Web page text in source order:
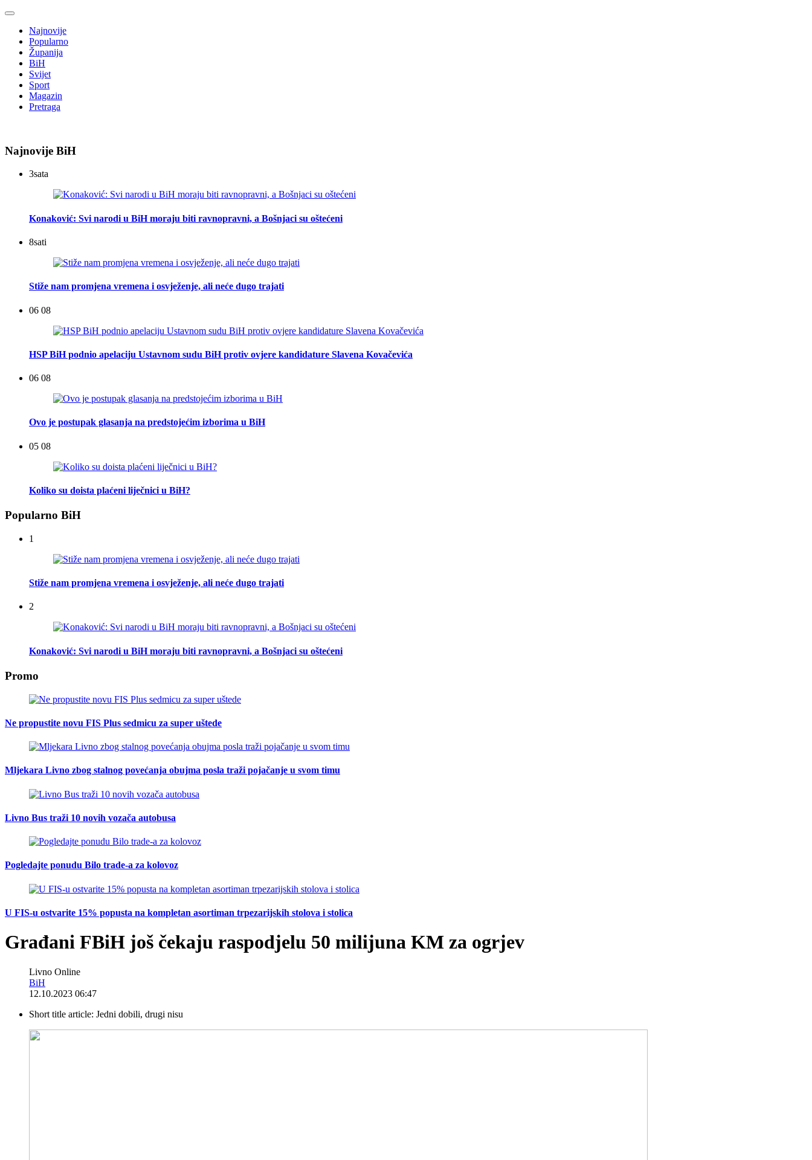
Najnovije
Popularno
Županija
BiH
Svijet
Sport
Magazin
Pretraga
Najnovije BiH
3sata
Konaković: Svi narodi u BiH moraju biti ravnopravni, a Bošnjaci su oštećeni
8sati
Stiže nam promjena vremena i osvježenje, ali neće dugo trajati
06 08
HSP BiH podnio apelaciju Ustavnom sudu BiH protiv ovjere kandidature Slavena Kovačevića
06 08
Ovo je postupak glasanja na predstojećim izborima u BiH
05 08
Koliko su doista plaćeni liječnici u BiH?
Popularno BiH
1
Stiže nam promjena vremena i osvježenje, ali neće dugo trajati
2
Konaković: Svi narodi u BiH moraju biti ravnopravni, a Bošnjaci su oštećeni
Promo
Ne propustite novu FIS Plus sedmicu za super uštede
Mljekara Livno zbog stalnog povećanja obujma posla traži pojačanje u svom timu
Livno Bus traži 10 novih vozača autobusa
Pogledajte ponudu Bilo trade-a za kolovoz
U FIS-u ostvarite 15% popusta na kompletan asortiman trpezarijskih stolova i stolica
Građani FBiH još čekaju raspodjelu 50 milijuna KM za ogrjev
Livno Online
BiH
12.10.2023 06:47
Short title article: Jedni dobili, drugi nisu